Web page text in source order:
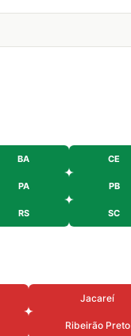
BA CE
PA PB
RS SC
Jacareí
Ribeirão Preto